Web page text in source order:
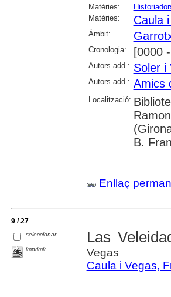
Matèries:
Matèries:
Caula
Àmbit:
Cronologia: [0000
Autors add.: Soler i
Autors add.: Amics
Localització:
B.
Enllaç
9 / 27
seleccionar
imprimir
Las
Vegas
Caula i Vegas,